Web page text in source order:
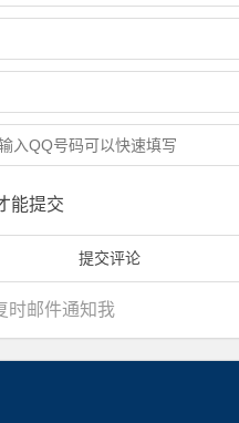
能提交
时邮件通知我